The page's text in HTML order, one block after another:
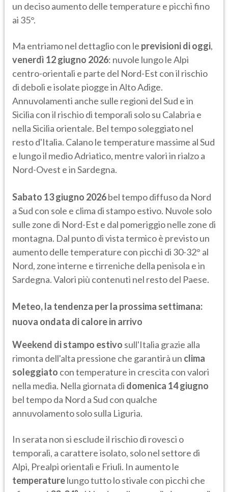
un deciso aumento delle temperature e picchi fino
ai 35°.
Ma entriamo nel dettaglio con le previsioni di oggi,
venerdì 12 giugno 2026: nuvole lungo le Alpi
centro-orientali e parte del Nord-Est con il rischio
di deboli e isolate piogge in Alto Adige.
Annuvolamenti anche sulle regioni del Sud e in
Sicilia con il rischio di temporali solo su Calabria e
nella Sicilia orientale. Bel tempo soleggiato nel
resto d'Italia. Calano le temperature massime al Sud
e lungo il medio Adriatico, mentre valori in rialzo a
Nord-Ovest e in Sardegna.
Sabato 13 giugno 2026bel tempo diffuso da Nord
a Sud con sole e clima di stampo estivo. Nuvole solo
sulle zone di Nord-Est e dal pomeriggio nelle zone di
montagna. Dal punto di vista termico è previsto un
aumento delle temperature con picchi di 30-32° al
Nord, zone interne e tirreniche della penisola e in
Sardegna. Valori più contenuti nel resto del Paese.
Meteo, la tendenza per la prossima settimana:
nuova ondata di calore in arrivo
Weekend di stampo estivo sull'Italia grazie alla
rimonta dell'alta pressione che garantirà un clima
soleggiato con temperature in crescita con valori
nella media. Nella giornata di domenica 14 giugno
bel tempo da Nord a Sud con qualche
annuvolamento solo sulla Liguria.
In serata non si esclude il rischio di rovesci o
temporali, a carattere isolato, solo nel settore di
Alpi, Prealpi orientali e Friuli. In aumento le
temperaturelungo tutto lo stivale con picchi che